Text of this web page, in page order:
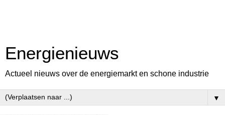
Energienieuws
Actueel nieuws over de energiemarkt en schone industrie
▼